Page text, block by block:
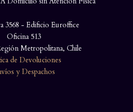
3568 - Edificio Euroffice
Oficina 513
Metropolitana, Chile
de Devoluciones
y Despachos